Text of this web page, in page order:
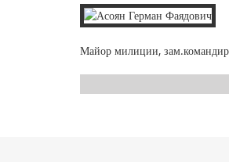
Майор милиции,